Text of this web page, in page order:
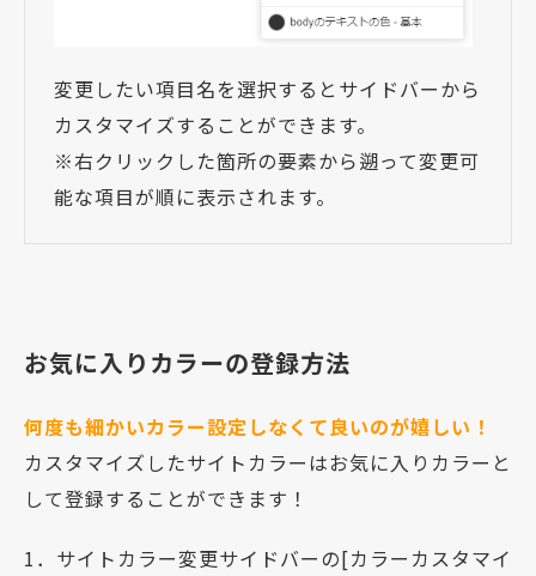
変更したい項目名を選択するとサイドバーから
カスタマイズすることができます。
※右クリックした箇所の要素から遡って変更可
能な項目が順に表示されます。
お気に入りカラーの登録方法
何度も細かいカラー設定しなくて良いのが嬉しい！
カスタマイズしたサイトカラーはお気に入りカラーと
して登録することができます！
1．サイトカラー変更サイドバーの[カラーカスタマイ